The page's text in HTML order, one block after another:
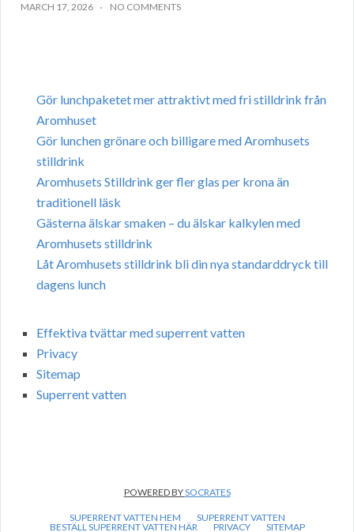
MARCH 17, 2026 NO COMMENTS
Gör lunchpaketet mer attraktivt med fri stilldrink från
Aromhuset
Gör lunchen grönare och billigare med Aromhusets
stilldrink
Aromhusets Stilldrink ger fler glas per krona än
traditionell läsk
Gästerna älskar smaken – du älskar kalkylen med
Aromhusets stilldrink
Låt Aromhusets stilldrink bli din nya standarddryck till
dagens lunch
Effektiva tvättar med superrent vatten
Privacy
Sitemap
Superrent vatten
POWERED BYSOCRATES
SUPERRENT VATTEN HEM
SUPERRENT VATTEN
BESTÄLL SUPERRENT VATTEN HÄR
PRIVACY SITEMAP